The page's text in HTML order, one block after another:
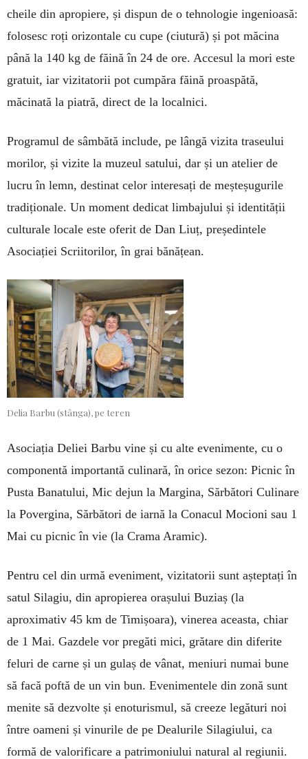
cheile din apropiere, și dispun de o tehnologie ingenioasă:
folosesc roți orizontale cu cupe (ciutură) și pot măcina
până la 140 kg de făină în 24 de ore. Accesul la mori este
gratuit, iar vizitatorii pot cumpăra făină proaspătă,
măcinată la piatră, direct de la localnici.
Programul de sâmbătă include, pe lângă vizita traseului
morilor, și vizite la muzeul satului, dar și un atelier de
lucru în lemn, destinat celor interesați de meșteșugurile
tradiționale. Un moment dedicat limbajului și identității
culturale locale este oferit de Dan Liuț, președintele
Asociației Scriitorilor, în grai bănățean.
Delia Barbu (stânga), pe teren
Asociația Deliei Barbu vine și cu alte evenimente, cu o
componentă importantă culinară, în orice sezon: Picnic în
Pusta Banatului, Mic dejun la Margina, Sărbători Culinare
la Povergina, Sărbători de iarnă la Conacul Mocioni sau 1
Mai cu picnic în vie (la Crama Aramic).
Pentru cel din urmă eveniment, vizitatorii sunt așteptați în
satul Silagiu, din apropierea orașului Buziaș (la
aproximativ 45 km de Timișoara), vinerea aceasta, chiar
de 1 Mai. Gazdele vor pregăti mici, grătare din diferite
feluri de carne și un gulaș de vânat, meniuri numai bune
să facă poftă de un vin bun. Evenimentele din zonă sunt
menite să dezvolte și enoturismul, să creeze legături noi
între oameni și vinurile de pe Dea­lurile Silagiului, ca
formă de valorificare a patrimoniului natural al regiunii.